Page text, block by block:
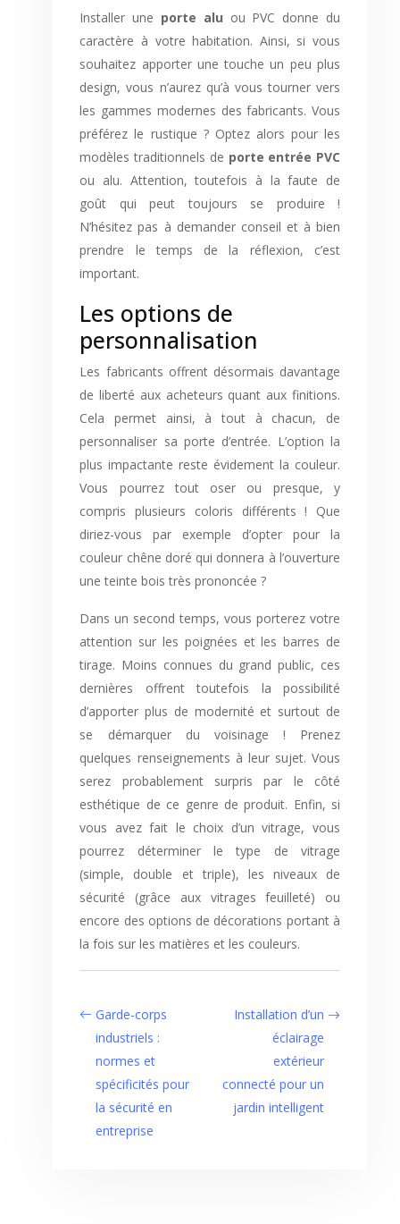
Installer une porte alu ou PVC donne du
caractère à votre habitation. Ainsi, si vous
souhaitez apporter une touche un peu plus
design, vous n’aurez qu’à vous tourner vers
les gammes modernes des fabricants. Vous
préférez le rustique ? Optez alors pour les
modèles traditionnels de porte entrée PVC
ou alu. Attention, toutefois à la faute de
goût qui peut toujours se produire !
N’hésitez pas à demander conseil et à bien
prendre le temps de la réflexion, c’est
important.
Les options de
personnalisation
Les fabricants offrent désormais davantage
de liberté aux acheteurs quant aux finitions.
Cela permet ainsi, à tout à chacun, de
personnaliser sa porte d’entrée. L’option la
plus impactante reste évidement la couleur.
Vous pourrez tout oser ou presque, y
compris plusieurs coloris différents ! Que
diriez-vous par exemple d’opter pour la
couleur chêne doré qui donnera à l’ouverture
une teinte bois très prononcée ?
Dans un second temps, vous porterez votre
attention sur les poignées et les barres de
tirage. Moins connues du grand public, ces
dernières offrent toutefois la possibilité
d’apporter plus de modernité et surtout de
se démarquer du voisinage ! Prenez
quelques renseignements à leur sujet. Vous
serez probablement surpris par le côté
esthétique de ce genre de produit. Enfin, si
vous avez fait le choix d’un vitrage, vous
pourrez déterminer le type de vitrage
(simple, double et triple), les niveaux de
sécurité (grâce aux vitrages feuilleté) ou
encore des options de décorations portant à
la fois sur les matières et les couleurs.
Garde-corps
industriels :
normes et
spécificités pour
la sécurité en
entreprise
Installation d’un
éclairage
extérieur
connecté pour un
jardin intelligent